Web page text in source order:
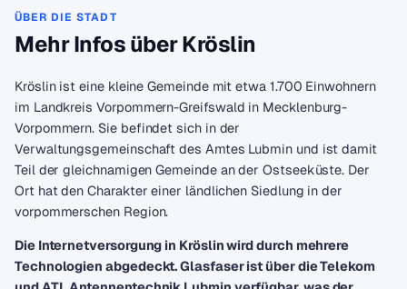
ÜBER DIE STADT
Mehr Infos über Kröslin
Kröslin ist eine kleine Gemeinde mit etwa 1.700 Einwohnern
im Landkreis Vorpommern-Greifswald in Mecklenburg-
Vorpommern. Sie befindet sich in der
Verwaltungsgemeinschaft des Amtes Lubmin und ist damit
Teil der gleichnamigen Gemeinde an der Ostseeküste. Der
Ort hat den Charakter einer ländlichen Siedlung in der
vorpommerschen Region.
Die Internetversorgung in Kröslin wird durch mehrere
Technologien abgedeckt. Glasfaser ist über die Telekom